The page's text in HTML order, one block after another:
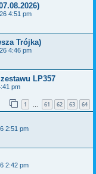
4:51 pm
Trójka)
4:46 pm
LP357
pm
1 61 62 63 64
2:51 pm
2:42 pm